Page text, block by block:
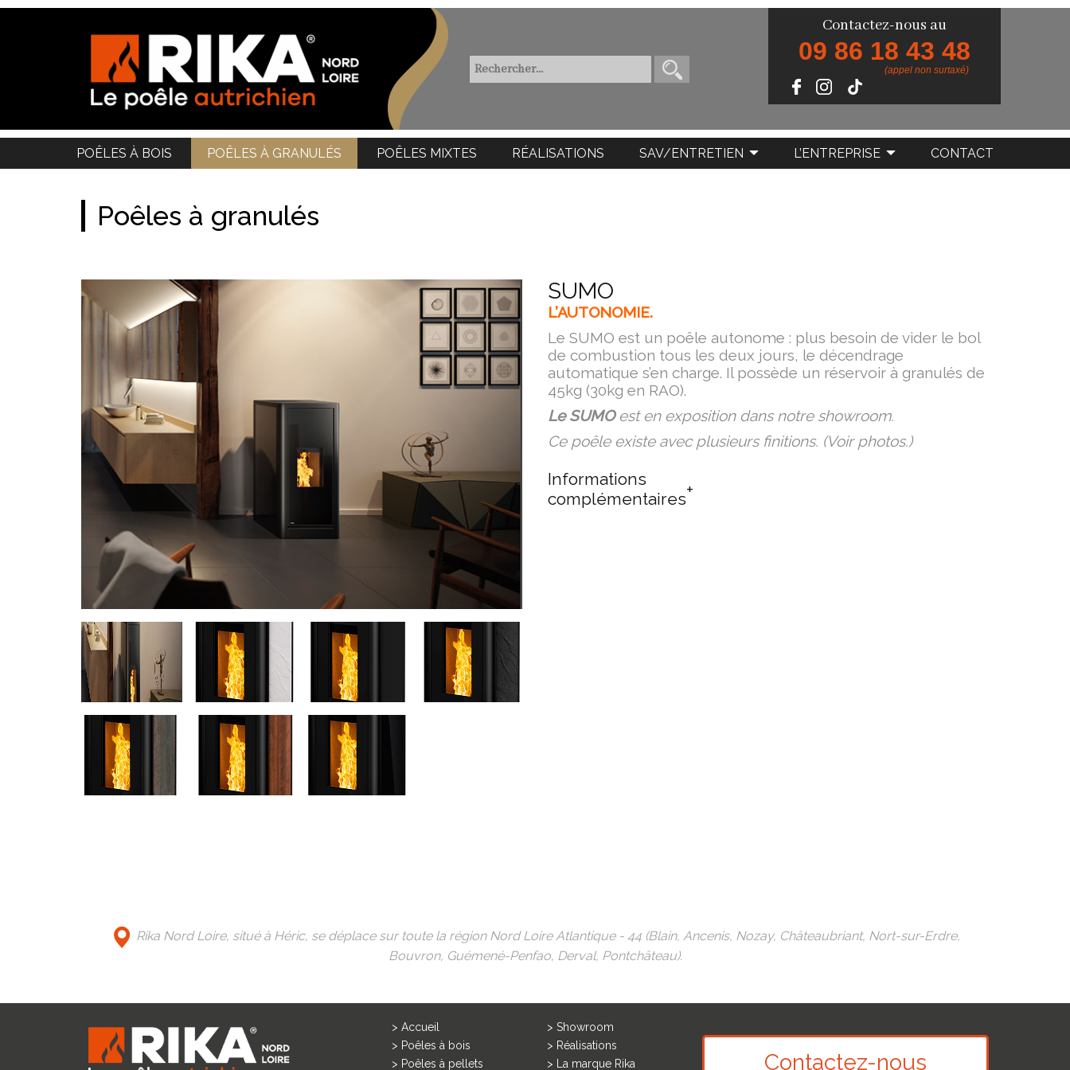
Contactez-nous au
09 86 18 43 48
(appel non surtaxé)
POÊLES À BOIS POÊLES À GRANULÉS POÊLES MIXTES RÉALISATIONS SAV/ENTRETIEN L’ENTREPRISE CONTACT
Poêles à granulés
SUMO
L’AUTONOMIE.
Le SUMO est un poêle autonome : plus besoin de vider le bol
de combustion tous les deux jours, le décendrage
automatique s’en charge. Il possède un réservoir à granulés de
45kg (30kg en RAO).
Le SUMO est en exposition dans notre showroom.
Ce poêle existe avec plusieurs finitions. (Voir photos.)
Informations
complémentaires
Rika Nord Loire, situé à Héric, se déplace sur toute la région Nord Loire Atlantique - 44 (Blain, Ancenis, Nozay, Châteaubriant, Nort-sur-Erdre,
Bouvron, Guémené-Penfao, Derval, Pontchâteau).
> Accueil
> Poêles à bois
> Poêles à pellets
> Showroom
> Réalisations
> La marque Rika
Contactez-nous